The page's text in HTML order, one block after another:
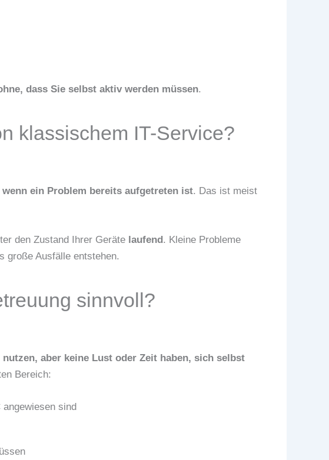
dass Sie selbst aktiv werden müssen.
klassischem IT-Service?
wenn ein Problem bereits aufgetreten ist. Das ist meist
den Zustand Ihrer Geräte laufend. Kleine Probleme
große Ausfälle entstehen.
sinnvoll?
aber keine Lust oder Zeit haben, sich selbst
Bereich:
sind